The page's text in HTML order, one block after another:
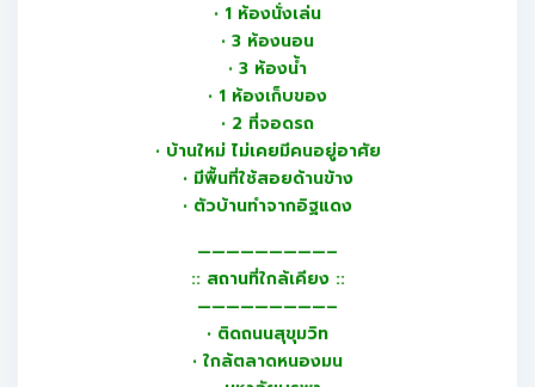
• 1 ห้องนั่งเล่น
• 3 ห้องนอน
• 3 ห้องน้ำ
• 1 ห้องเก็บของ
• 2 ที่จอดรถ
• บ้านใหม่ ไม่เคยมีคนอยู่อาศัย
• มีพื้นที่ใช้สอยด้านข้าง
• ตัวบ้านทำจากอิฐแดง
—————————–
:: สถานที่ใกล้เคียง ::
—————————–
• ติดถนนสุขุมวิท
• ใกล้ตลาดหนองมน